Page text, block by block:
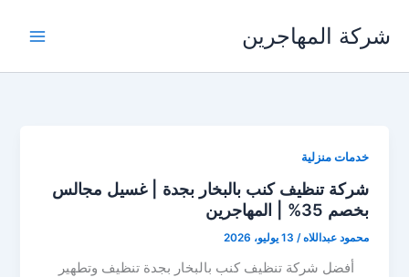
المحتوى
شركة المهاجرين
خدمات منزلية
شركة تنظيف كنب بالبخار بجدة | غسيل مجالس
بخصم 35% | المهاجرين
محمود عبداللاه/ 13 يوليو، 2026
أفضل شركة تنظيف كنب بالبخار بجدة تنظيف وتطهير